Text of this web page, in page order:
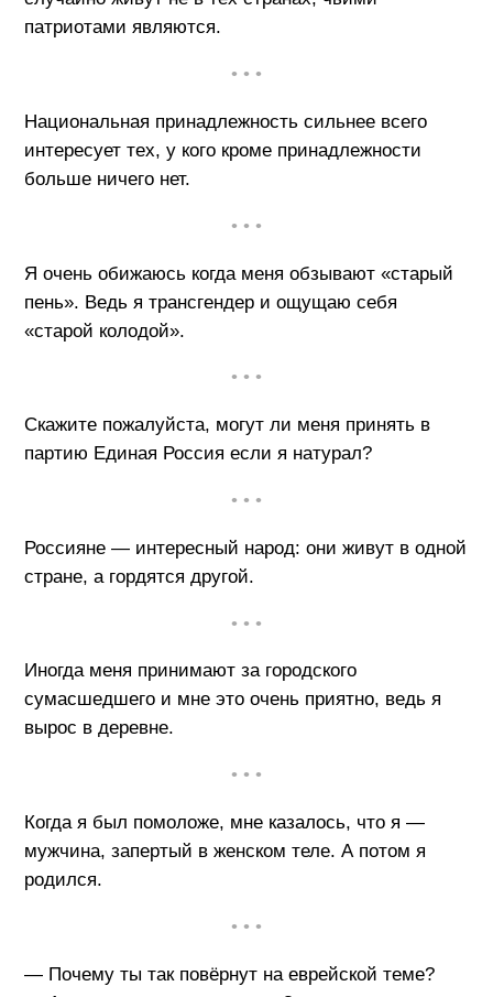
патриотами являются.
• • •
Национальная принадлежность сильнее всего
интересует тех, у кого кроме принадлежности
больше ничего нет.
• • •
Я очень обижаюсь когда меня обзывают «старый
пень». Ведь я трансгендер и ощущаю себя
«старой колодой».
• • •
Скажите пожалуйста, могут ли меня принять в
партию Единая Россия если я натурал?
• • •
Россияне — интересный народ: они живут в одной
стране, а гордятся другой.
• • •
Иногда меня принимают за городского
сумасшедшего и мне это очень приятно, ведь я
вырос в деревне.
• • •
Когда я был помоложе, мне казалось, что я —
мужчина, запертый в женском теле. А потом я
родился.
• • •
— Почему ты так повёрнут на еврейской теме?